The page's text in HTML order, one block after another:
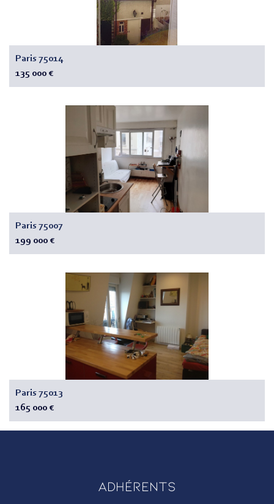
Paris 75014
135 000 €
Paris 75007
199 000 €
Paris 75013
165 000 €
Adhérents